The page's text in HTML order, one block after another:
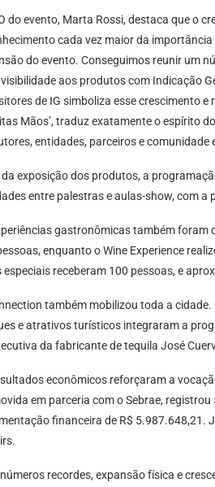
do evento, Marta Rossi, destaca que o
cada vez maior da
do evento. Conseguimos reunir um
aos produtos com Indicação
de IG simboliza esse crescimento
Mãos’, traduz exatamente o espírito
entidades, parceiros e
da exposição dos produtos, a
entre palestras e aulas-show, com
gastronômicas também foram
enquanto o Wine Experience
especiais receberam 100 pessoas, e
também mobilizou toda a
e atrativos turísticos integraram a
da fabricante de tequila José
econômicos reforçaram a
em parceria com o Sebrae,
financeira de R$ 5.987.648,21.
recordes, expansão física e